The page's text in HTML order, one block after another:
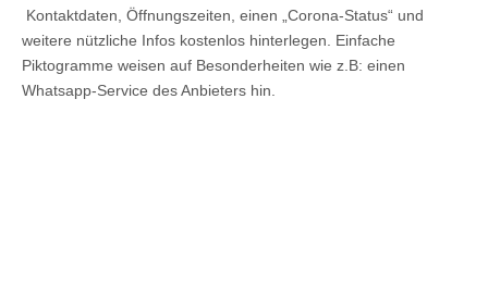
Kontaktdaten, Öffnungszeiten, einen „Corona-Status“ und
weitere nützliche Infos kostenlos hinterlegen. Einfache
Piktogramme weisen auf Besonderheiten wie z.B: einen
Whatsapp-Service des Anbieters hin.